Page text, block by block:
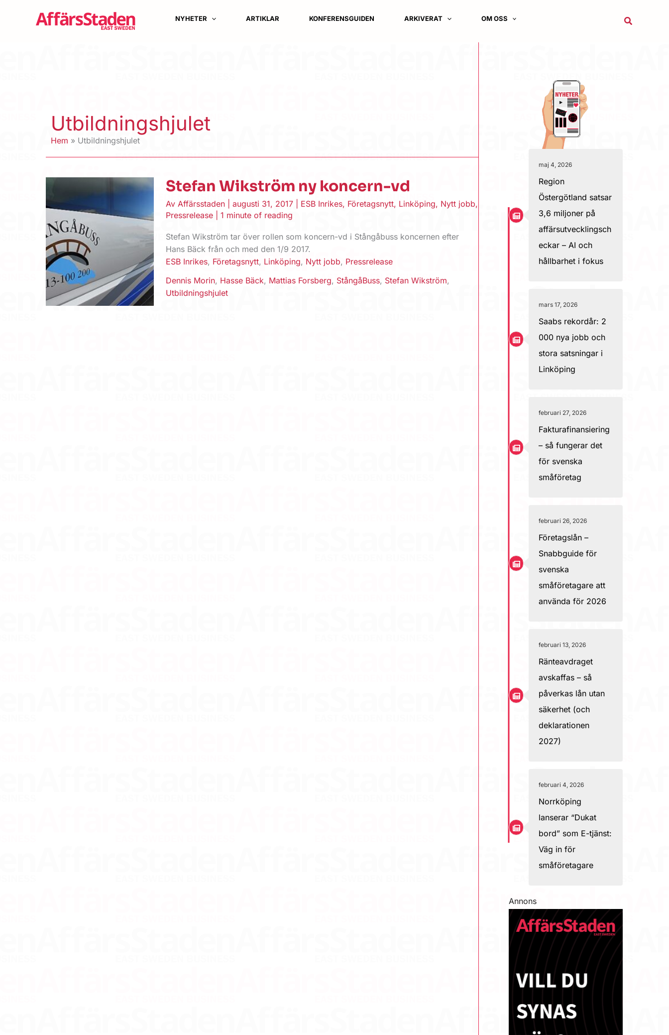
NYHETER ARTIKLAR KONFERENSGUIDEN ARKIVERAT OM OSS Sök
Utbildningshjulet
Hem Utbildningshjulet
Stefan Wikström ny koncern-vd
AvAffärsstaden |augusti 31, 2017 ESB Inrikes, Företagsnytt, Linköping, Nytt jobb,
Pressrelease |1 minute of reading
Stefan Wikström tar över rollen som koncern-vd i Stångåbuss koncernen efter
Hans Bäck från och med den 1/9 2017.
ESB Inrikes, Företagsnytt, Linköping, Nytt jobb, Pressrelease
Dennis Morin, Hasse Bäck, Mattias Forsberg, StångåBuss, Stefan Wikström,
Utbildningshjulet
maj 4, 2026
Region
Östergötland satsar
3,6 miljoner på
affärsutvecklingsch
eckar – AI och
hållbarhet i fokus
mars 17, 2026
Saabs rekordår: 2
000 nya jobb och
stora satsningar i
Linköping
februari 27, 2026
Fakturafinansiering
– så fungerar det
för svenska
småföretag
februari 26, 2026
Företagslån –
Snabbguide för
svenska
småföretagare att
använda för 2026
februari 13, 2026
Ränteavdraget
avskaffas – så
påverkas lån utan
säkerhet (och
deklarationen
2027)
februari 4, 2026
Norrköping
lanserar “Dukat
bord” som E-tjänst:
Väg in för
småföretagare
Annons